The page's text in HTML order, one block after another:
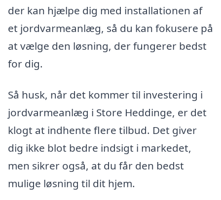
der kan hjælpe dig med installationen af
et jordvarmeanlæg, så du kan fokusere på
at vælge den løsning, der fungerer bedst
for dig.
Så husk, når det kommer til investering i
jordvarmeanlæg i Store Heddinge, er det
klogt at indhente flere tilbud. Det giver
dig ikke blot bedre indsigt i markedet,
men sikrer også, at du får den bedst
mulige løsning til dit hjem.